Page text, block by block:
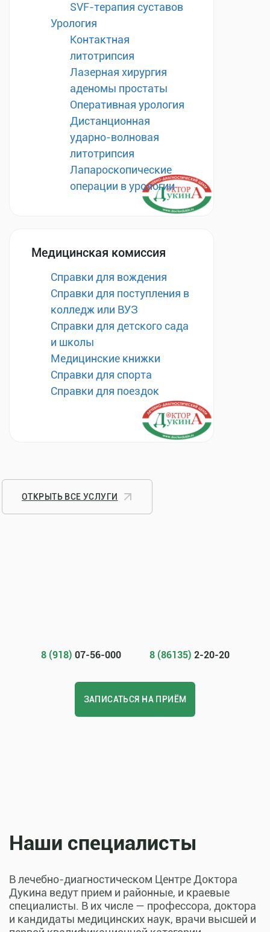
SVF-терапия суставов
Урология
Контактная
литотрипсия
Лазерная хирургия
аденомы простаты
Оперативная урология
Дистанционная
ударно-волновая
литотрипсия
Лапароскопические
операции в урологии
Медицинская комиссия
Справки для вождения
Справки для поступления в
колледж или ВУЗ
Справки для детского сада
и школы
Медицинские книжки
Справки для спорта
Справки для поездок
ОТКРЫТЬ ВСЕ УСЛУГИ
8 (918) 07-56-000 8 (86135) 2-20-20
ЗАПИСАТЬСЯ НА ПРИЁМ
Наши специалисты
В лечебно-диагностическом Центре Доктора
Дукина ведут прием и районные, и краевые
специалисты. В их числе — профессора, доктора
и кандидаты медицинских наук, врачи высшей и